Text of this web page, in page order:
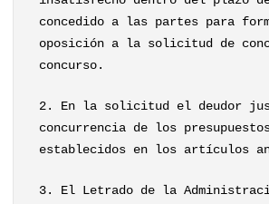
concedido a las partes para
oposición a la solicitud de
concurso.
2. En la solicitud el deudor
concurrencia de los
establecidos en los artículos
3. El Letrado de la